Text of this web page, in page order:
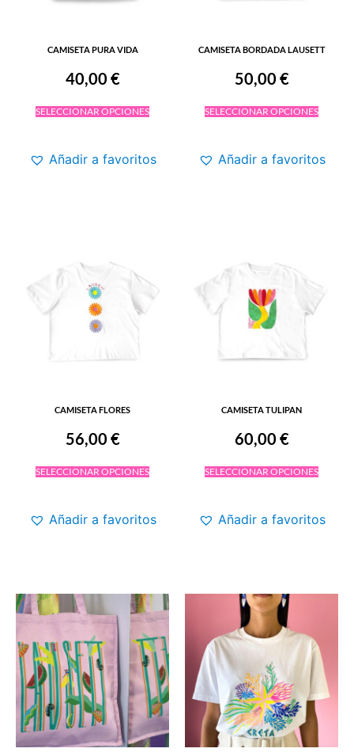
CAMISETA PURA VIDA
40,00 €
SELECCIONAR OPCIONES
Añadir a favoritos
CAMISETA BORDADA LAUSETT
50,00 €
SELECCIONAR OPCIONES
Añadir a favoritos
CAMISETA FLORES
56,00 €
SELECCIONAR OPCIONES
Añadir a favoritos
CAMISETA TULIPAN
60,00 €
SELECCIONAR OPCIONES
Añadir a favoritos